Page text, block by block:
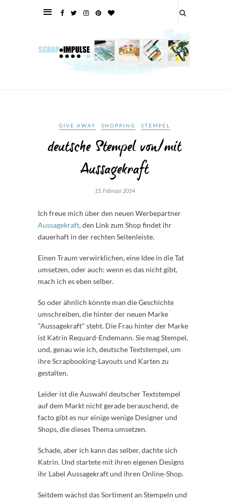
GIVE AWAY SHOPPING STEMPEL
deutsche Stempel von/mit
Aussagekraft
15. Februar 2014
Ich freue mich über den neuen Werbepartner
Aussagekraft, den Link zum Shop findet ihr
dauerhaft in der rechten Seitenleiste.
Einen Traum verwirklichen, eine Idee in die Tat
umsetzen, oder auch: wenn es das nicht gibt,
mach ich es eben selber.
So oder ähnlich könnte man die Geschichte
umschreiben, die hinter der neuen Marke
"Aussagekraft" steht. Die Frau hinter der Marke
ist Katrin Requard-Endemann. Sie mag Stempel,
und, genau wie ich, deutsche Textstempel, um
ihre Scrapbooking-Layouts und Karten zu
gestalten.
Leider ist die Auswahl deutscher Textstempel
auf dem Markt nicht gerade berauschend, de
facto gibt es nur einige wenige Designer und
Shops, die dieses Thema umsetzen.
Schade, aber ich kann das selber, dachte sich
Katrin. Und startete mit ihren eigenen Designs
ihr Label Aussagekraft und ihren Online-Shop.
Seitdem wächst das Sortiment an Stempeln und